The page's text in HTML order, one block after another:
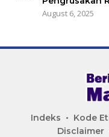
August 6, 2025
Indeks Kode
Disclaimer